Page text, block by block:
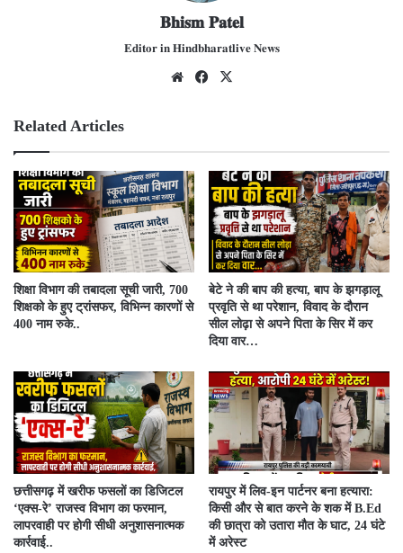
𝐁𝐡𝐢𝐬𝐦 𝐏𝐚𝐭𝐞𝐥
𝐄𝐝𝐢𝐭𝐨𝐫 𝐢𝐧 𝐇𝐢𝐧𝐝𝐛𝐡𝐚𝐫𝐚𝐭𝐥𝐢𝐯𝐞 𝐍𝐞𝐰𝐬
We
Fac
Related Articles
शिक्षा विभाग की तबादला सूची जारी, 700
शिक्षको के हुए ट्रांसफर, विभिन्न कारणों से
400 नाम रुके..
बेटे ने की बाप की हत्या, बाप के झगड़ालू
प्रवृति से था परेशान, विवाद के दौरान
सील लोढ़ा से अपने पिता के सिर में कर
दिया वार…
​छत्तीसगढ़ में खरीफ फसलों का डिजिटल
‘एक्स-रे’ राजस्व विभाग का फरमान,
लापरवाही पर होगी सीधी अनुशासनात्मक
कार्रवाई..
रायपुर में लिव-इन पार्टनर बना हत्यारा:
किसी और से बात करने के शक में B.Ed
की छात्रा को उतारा मौत के घाट, 24 घंटे
में अरेस्ट